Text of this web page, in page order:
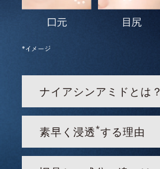
ナイアシンアミドとは？
素早く浸透*する理由